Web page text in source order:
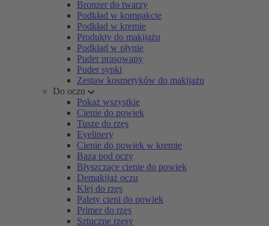
Bronzer do twarzy
Podkład w kompakcie
Podkład w kremie
Produkty do makijażu
Podkład w płynie
Puder prasowany
Puder sypki
Zestaw kosmetyków do makijażu
Do oczu
Pokaż wszystkie
Cienie do powiek
Tusze do rzęs
Eyelinery
Cienie do powiek w kremie
Baza pod oczy
Błyszczące cienie do powiek
Demakijaż oczu
Klej do rzęs
Palety cieni do powiek
Primer do rzęs
Sztuczne rzęsy